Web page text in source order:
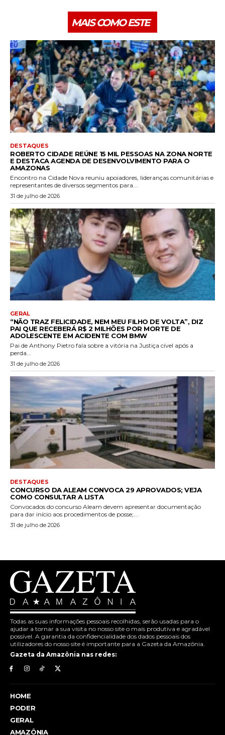
MAIS COMO ESTE
DESTAQUES
ROBERTO CIDADE REÚNE 15 MIL PESSOAS NA ZONA NORTE
E DESTACA AGENDA DE DESENVOLVIMENTO PARA O
AMAZONAS
Encontro na Cidade Nova reuniu apoiadores, lideranças comunitárias e
representantes de diversos segmentos para...
31 de julho de 2026
GERAL
“NÃO TRAZ FELICIDADE, NEM MEU FILHO DE VOLTA”, DIZ
PAI QUE RECEBERÁ R$ 2 MILHÕES POR MORTE DE
ADOLESCENTE EM ACIDENTE COM BMW
Pai de Anthony Pietro fala sobre a vitória na Justiça cível após a
perda...
31 de julho de 2026
DESTAQUES
CONCURSO DA ALEAM CONVOCA 29 APROVADOS; VEJA
COMO CONSULTAR A LISTA
Convocados do concurso Aleam devem apresentar documentação
para dar início aos procedimentos de posse;...
31 de julho de 2026
Todas as suas informações pessoais recolhidas, serão usadas para o
ajudar a tornar a sua visita no nosso site o mais produtiva e agradável
possível. A garantia da confidencialidade dos dados pessoais dos
utilizadores do nosso site é importante para a Gazeta da Amazônia.
Gazeta da Amazônia nas redes:
HOME
PODER
GERAL
AMAZÔNIA